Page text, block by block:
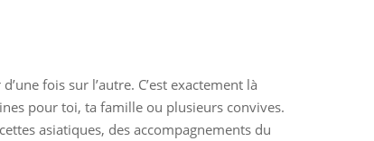
fois sur l’autre. C’est exactement là
pour toi, ta famille ou plusieurs convives.
asiatiques, des accompagnements du